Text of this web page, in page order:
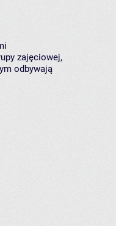
zajęciowej,
odbywają